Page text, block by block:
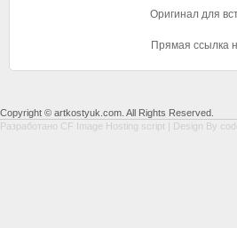
Оригинал для
Прямая ссылка
Copyright © artkostyuk.com. All Rights Reserved.
Разработано CF Image Hosting script | Design By